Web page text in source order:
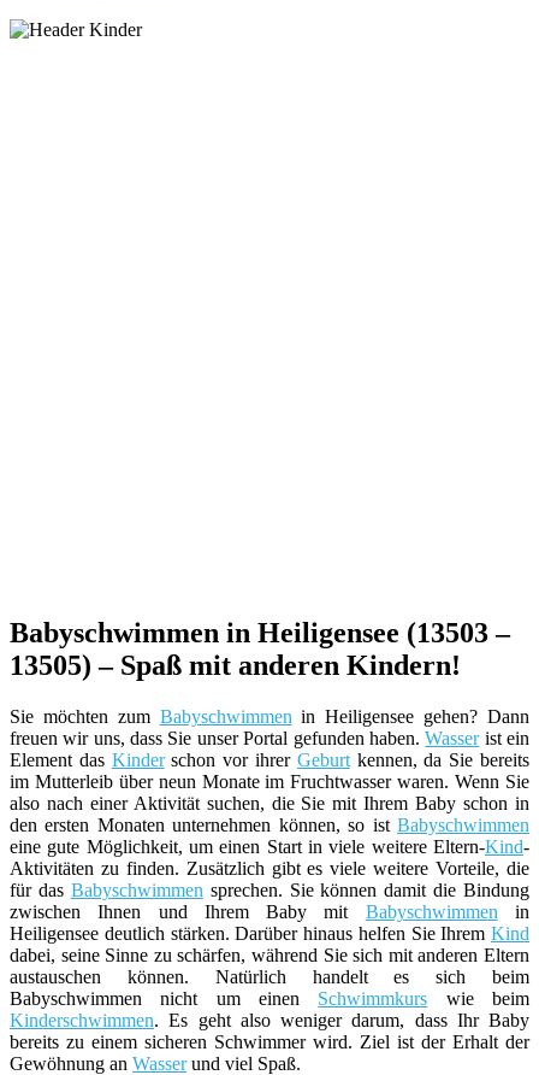
Babyschwimmen in Heiligensee (13503 –
13505) – Spaß mit anderen Kindern!
Sie möchten zum Babyschwimmen in Heiligensee gehen? Dann
freuen wir uns, dass Sie unser Portal gefunden haben.Wasserist ein
Element das Kinderschon vor ihrer Geburtkennen, da Sie bereits
im Mutterleib über neun Monate im Fruchtwasser waren. Wenn Sie
also nach einer Aktivität suchen, die Sie mit Ihrem Baby schon in
den ersten Monaten unternehmen können, so ist Babyschwimmen
eine gute Möglichkeit, um einen Start in viele weitere Eltern-Kind-
Aktivitäten zu finden. Zusätzlich gibt es viele weitere Vorteile, die
für das Babyschwimmen sprechen. Sie können damit die Bindung
zwischen Ihnen und Ihrem Baby mit Babyschwimmen in
Heiligensee deutlich stärken. Darüber hinaus helfen Sie Ihrem Kind
dabei, seine Sinne zu schärfen, während Sie sich mit anderen Eltern
austauschen können. Natürlich handelt es sich beim
Babyschwimmen nicht um einen Schwimmkurs wie beim
Kinderschwimmen. Es geht also weniger darum, dass Ihr Baby
bereits zu einem sicheren Schwimmer wird. Ziel ist der Erhalt der
Gewöhnung an Wasserund viel Spaß.